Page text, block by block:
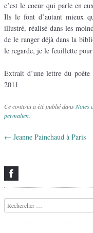
c’est le coeur qui parle en
Ils le font d’autant mieux
illustré, réalisé dans les
de le ranger déjà dans la
le regarde, je le feuillette
Extrait d’une lettre du
2011
Ce contenu a été publié dansNotes
permalien.
Navigation des
← Jeanne Painchaud à Paris
Recherche